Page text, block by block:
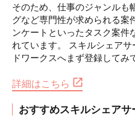
そのため、仕事のジャンルも
グなど専門性が求められる案
ンケートといったタスク案件
れています。 スキルシェア
ドワークスへまず登録してみ
詳細はこちら
おすすめスキルシェア